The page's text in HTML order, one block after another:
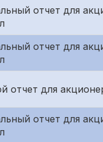
отчет для
отчет для
отчет для
отчет для